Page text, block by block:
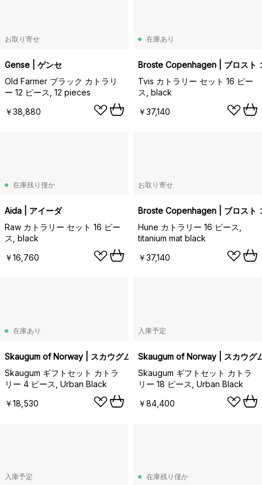
お取り寄せ
Gense | ゲンセ
Old Farmer ブラック カトラリ
ー 12 ピース, 12 pieces
￥38,880
在庫あり
Broste Copenhagen | ブロスト
Tvis カトラリー セット 16 ピー
ス, black
￥37,140
在庫残り僅か
Aida | アイーダ
Raw カトラリー セット 16 ピー
ス, black
￥16,760
お取り寄せ
Broste Copenhagen | ブロスト
Hune カトラリー 16 ピース,
titanium mat black
￥37,140
在庫あり
Skaugum of Norway | スカウグム
Skaugum ギフトセット カトラ
リー 4 ピース, Urban Black
￥18,530
入庫予定
Skaugum of Norway | スカウグ
Skaugum ギフトセット カトラ
リー 18 ピース, Urban Black
￥84,400
入庫予定 在庫残り僅か